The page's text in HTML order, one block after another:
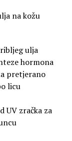
na kožu
ulja
hormona
pretjerano
licu
UV zračka za